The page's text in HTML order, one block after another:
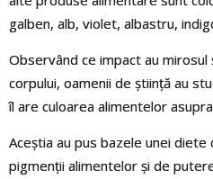
galben, alb, violet, albastru,
Observând ce impact au
corpului, oamenii de știință au
îl are culoarea alimentelor
Aceștia au pus bazele unei
pigmenții alimentelor și de